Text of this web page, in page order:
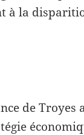
à la
de Troyes